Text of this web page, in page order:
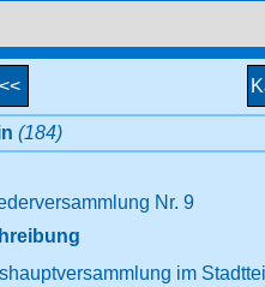
<<
(184)
Nr. 9
im